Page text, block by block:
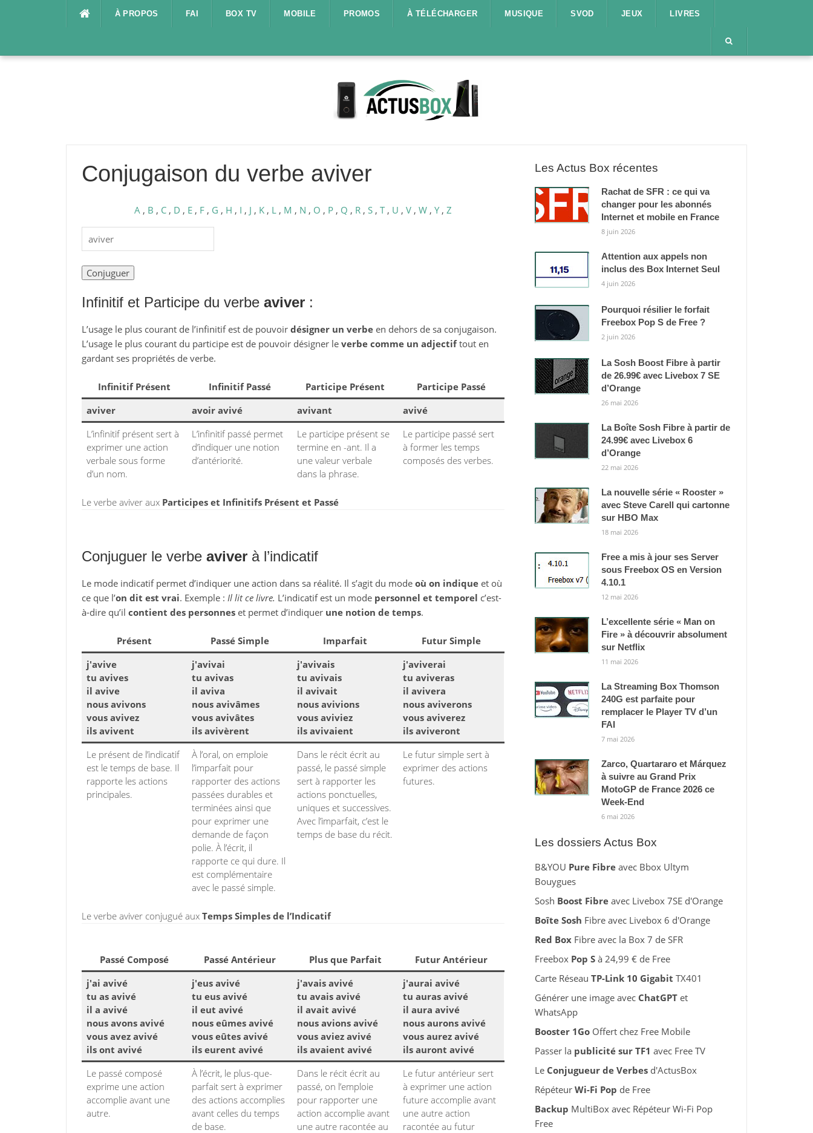
À PROPOS FAI BOX TV MOBILE PROMOS À TÉLÉCHARGER MUSIQUE SVOD JEUX LIVRES
Conjugaison du verbe aviver
A, B , C, D , E, F, G , H , I , J , K, L, M , N , O , P, Q , R, S, T, U , V, W, Y, Z
Infinitif et Participe du verbe aviver:
L’usage le plus courant de l’infinitif est de pouvoir désigner un verbeen dehors de sa conjugaison.
L’usage le plus courant du participe est de pouvoir désigner le verbe comme un adjectiftout en
gardant ses propriétés de verbe.
Infinitif Présent Infinitif Passé Participe Présent
Participe Passé
aviver
avoir avivé avivant
avivé
L’infinitif présent sert à
exprimer une action
verbale sous forme
d’un nom.
L’infinitif passé permet
d’indiquer une notion
d’antériorité.
Le participe présent se
termine en -ant. Il a
une valeur verbale
dans la phrase.
Le participe passé sert
à former les temps
composés des verbes.
Le verbe aviver aux Participes et Infinitifs Présent et Passé
Conjuguer le verbe aviverà l’indicatif
Le mode indicatif permet d’indiquer une action dans sa réalité. Il s’agit du mode où on indiqueet où
ce que l’on dit est vrai. Exemple : Il lit ce livre. L’indicatif est un mode personnel et temporel c’est-
à-dire qu’il contient des personneset permet d’indiquer une notion de temps.
Présent Passé Simple Imparfait
Futur Simple
j'avive
tu avives
il avive
nous avivons
vous avivez
ils avivent
j'avivai
tu avivas
il aviva
nous avivâmes
vous avivâtes
ils avivèrent
j'avivais
tu avivais
il avivait
nous avivions
vous aviviez
ils avivaient
j'aviverai
tu aviveras
il avivera
nous aviverons
vous aviverez
ils aviveront
Le présent de l’indicatif
est le temps de base. Il
rapporte les actions
principales.
À l’oral, on emploie
l’imparfait pour
rapporter des actions
passées durables et
terminées ainsi que
pour exprimer une
demande de façon
polie. À l’écrit, il
rapporte ce qui dure. Il
est complémentaire
avec le passé simple.
Dans le récit écrit au
passé, le passé simple
sert à rapporter les
actions ponctuelles,
uniques et successives.
Avec l’imparfait, c’est le
temps de base du récit.
Le futur simple sert à
exprimer des actions
futures.
Le verbe aviver conjugué aux Temps Simples de l’Indicatif
Passé Composé Passé Antérieur Plus que Parfait
Futur Antérieur
j'ai avivé
tu as avivé
il a avivé
nous avons avivé
vous avez avivé
ils ont avivé
j'eus avivé
tu eus avivé
il eut avivé
nous eûmes avivé
vous eûtes avivé
ils eurent avivé
j'avais avivé
tu avais avivé
il avait avivé
nous avions avivé
vous aviez avivé
ils avaient avivé
j'aurai avivé
tu auras avivé
il aura avivé
nous aurons avivé
vous aurez avivé
ils auront avivé
Le passé composé
exprime une action
accomplie avant une
autre.
À l’écrit, le plus-que-
parfait sert à exprimer
des actions accomplies
avant celles du temps
de base.
Dans le récit écrit au
passé, on l’emploie
pour rapporter une
action accomplie avant
une autre racontée au
Le futur antérieur sert
à exprimer une action
future accomplie avant
une autre action
racontée au futur
Les Actus Box récentes
Rachat de SFR : ce qui va
changer pour les abonnés
Internet et mobile en France
8 juin 2026
Attention aux appels non
inclus des Box Internet Seul
4 juin 2026
Pourquoi résilier le forfait
Freebox Pop S de Free ?
2 juin 2026
La Sosh Boost Fibre à partir
de 26.99€ avec Livebox 7 SE
d’Orange
26 mai 2026
La Boîte Sosh Fibre à partir de
24.99€ avec Livebox 6
d’Orange
22 mai 2026
La nouvelle série « Rooster »
avec Steve Carell qui cartonne
sur HBO Max
18 mai 2026
Free a mis à jour ses Server
sous Freebox OS en Version
4.10.1
12 mai 2026
L’excellente série « Man on
Fire » à découvrir absolument
sur Netflix
11 mai 2026
La Streaming Box Thomson
240G est parfaite pour
remplacer le Player TV d’un
FAI
7 mai 2026
Zarco, Quartararo et Márquez
à suivre au Grand Prix
MotoGP de France 2026 ce
Week-End
6 mai 2026
Les dossiers Actus Box
B&YOU Pure Fibreavec Bbox Ultym
Bouygues
Sosh Boost Fibreavec Livebox 7SE d'Orange
Boîte Sosh Fibre avec Livebox 6 d'Orange
Red BoxFibre avec la Box 7 de SFR
Freebox Pop Sà 24,99 € de Free
Carte Réseau TP-Link 10 Gigabit TX401
Générer une image avec ChatGPTet
WhatsApp
Booster 1GoOffert chez Free Mobile
Passer la publicité sur TF1 avec Free TV
Le Conjugueur de Verbesd'ActusBox
Répéteur Wi-Fi Pop de Free
Backup MultiBox avec Répéteur Wi-Fi Pop
Free